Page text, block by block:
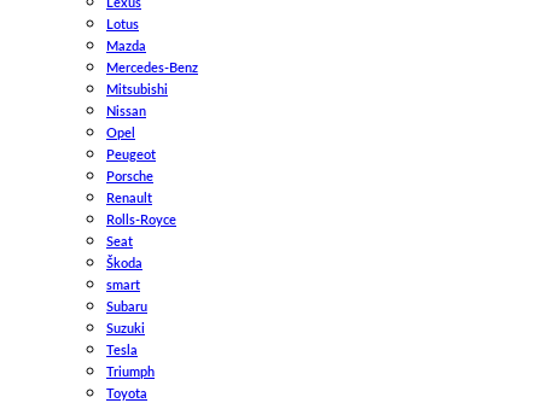
Lexus
Lotus
Mazda
Mercedes-Benz
Mitsubishi
Nissan
Opel
Peugeot
Porsche
Renault
Rolls-Royce
Seat
Škoda
smart
Subaru
Suzuki
Tesla
Triumph
Toyota